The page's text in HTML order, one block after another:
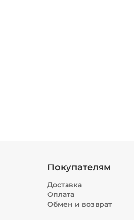
Покупателям
Доставка
Оплата
Обмен и возврат